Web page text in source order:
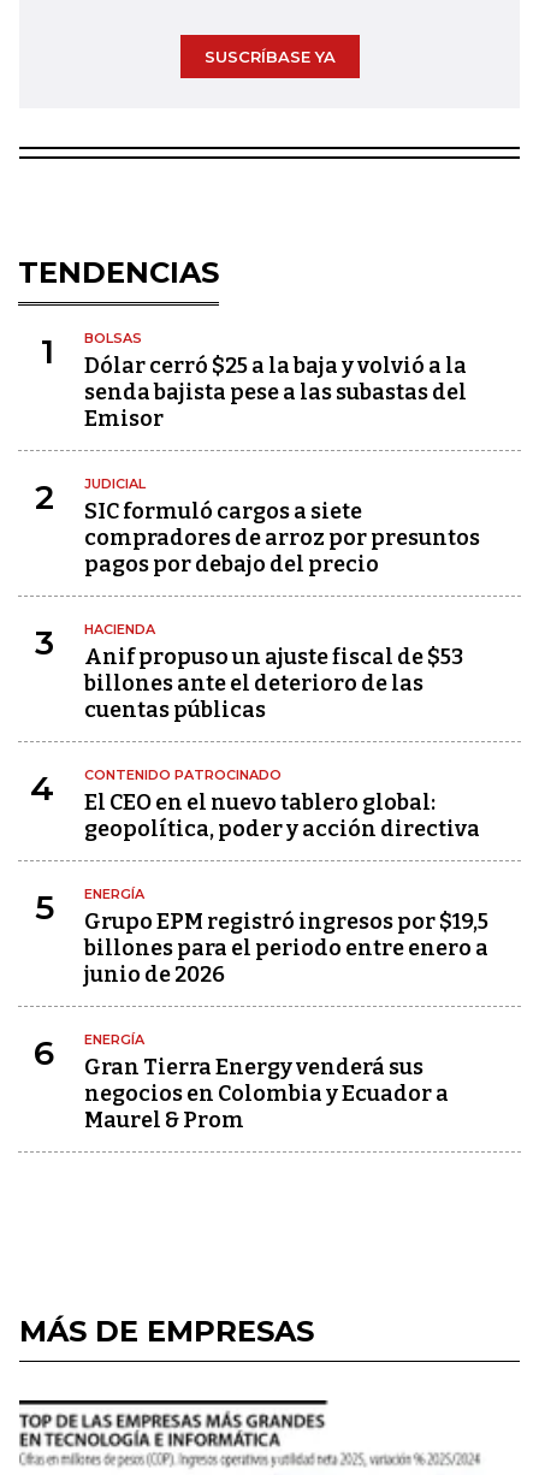
SUSCRÍBASE YA
TENDENCIAS
1 BOLSAS
Dólar cerró $25 a la baja y volvió a la
senda bajista pese a las subastas del
Emisor
2 JUDICIAL
SIC formuló cargos a siete
compradores de arroz por presuntos
pagos por debajo del precio
3 HACIENDA
Anif propuso un ajuste fiscal de $53
billones ante el deterioro de las
cuentas públicas
4 CONTENIDO PATROCINADO
El CEO en el nuevo tablero global:
geopolítica, poder y acción directiva
5 ENERGÍA
Grupo EPM registró ingresos por $19,5
billones para el periodo entre enero a
junio de 2026
6 ENERGÍA
Gran Tierra Energy venderá sus
negocios en Colombia y Ecuador a
Maurel & Prom
MÁS DE EMPRESAS